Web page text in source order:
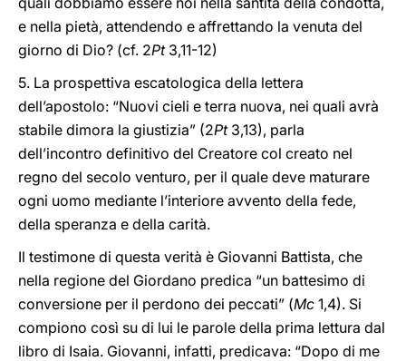
e nella pietà, attendendo e affrettando la venuta del
giorno di Dio? (cf. 2Pt3,11-12)
5. La prospettiva escatologica della lettera
dell’apostolo: “Nuovi cieli e terra nuova, nei quali avrà
stabile dimora la giustizia” (2Pt 3,13), parla
dell’incontro definitivo del Creatore col creato nel
regno del secolo venturo, per il quale deve maturare
ogni uomo mediante l’interiore avvento della fede,
della speranza e della carità.
Il testimone di questa verità è Giovanni Battista, che
nella regione del Giordano predica “un battesimo di
conversione per il perdono dei peccati” (Mc 1,4). Si
compiono così su di lui le parole della prima lettura dal
libro di Isaia. Giovanni, infatti, predicava: “Dopo di me